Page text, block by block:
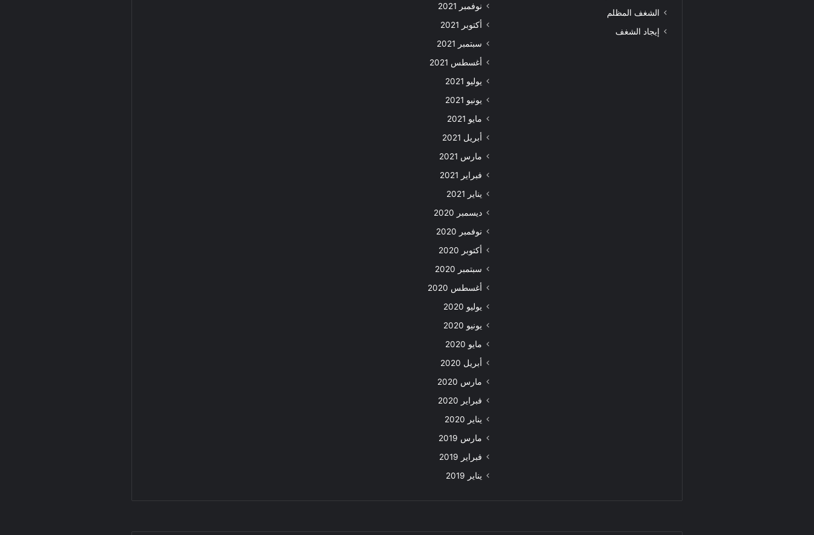
الشغف المظلم
إيجاد الشغف
نوفمبر 2021
أكتوبر 2021
سبتمبر 2021
أغسطس 2021
يوليو 2021
يونيو 2021
مايو 2021
أبريل 2021
مارس 2021
فبراير 2021
يناير 2021
ديسمبر 2020
نوفمبر 2020
أكتوبر 2020
سبتمبر 2020
أغسطس 2020
يوليو 2020
يونيو 2020
مايو 2020
أبريل 2020
مارس 2020
فبراير 2020
يناير 2020
مارس 2019
فبراير 2019
يناير 2019